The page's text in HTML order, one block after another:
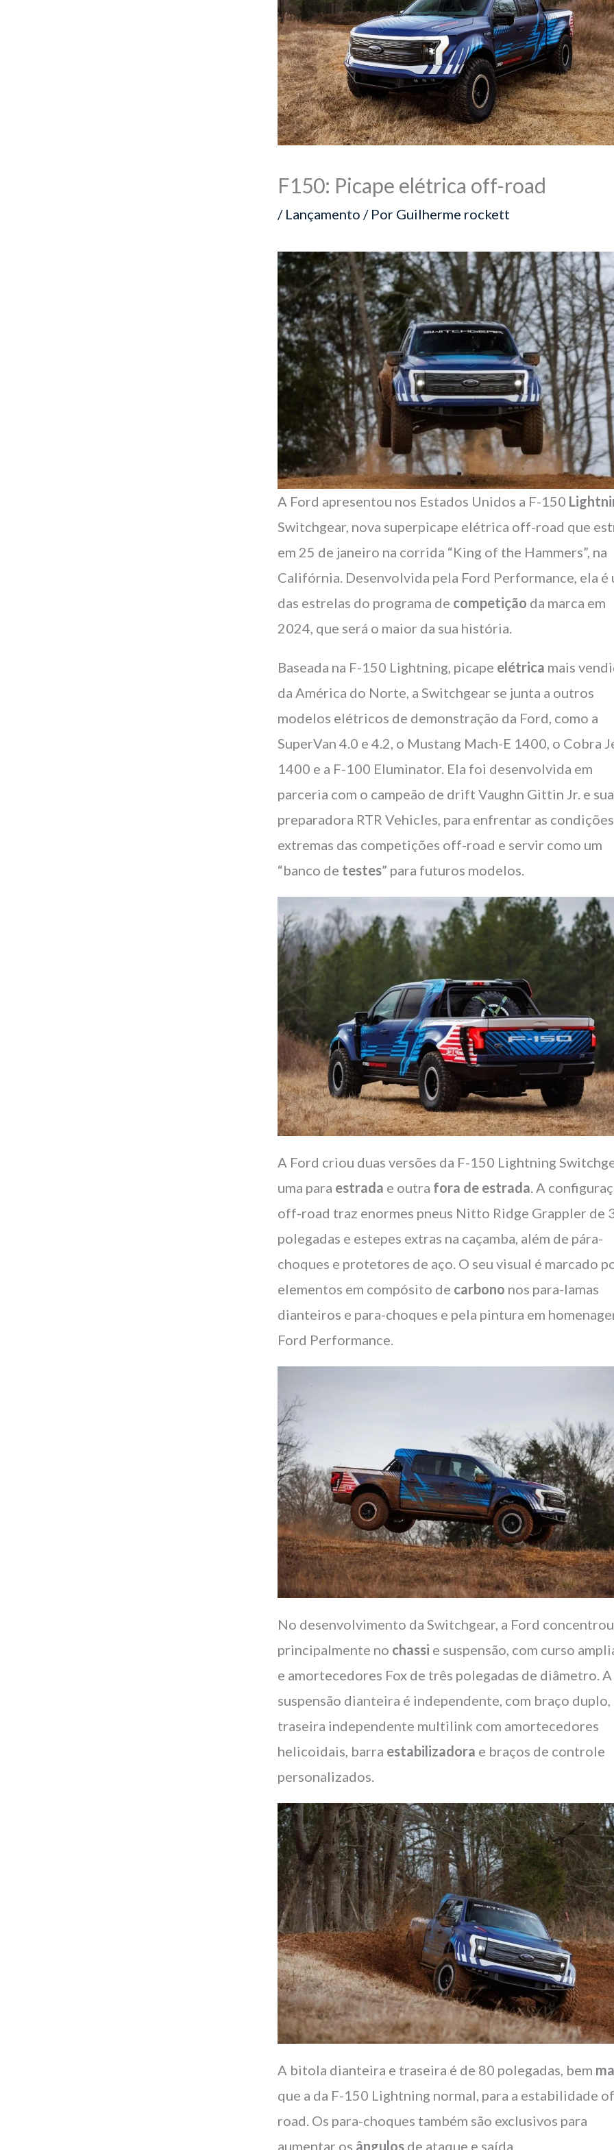
F150: Picape elétrica off-road
/ Lançamento / Por Guilherme rockett
A Ford apresentou nos Estados Unidos a F-150
Switchgear, nova superpicape elétrica off-road que
em 25 de janeiro na corrida “King of the Hammers”, na
Califórnia. Desenvolvida pela Ford Performance, ela é
das estrelas do programa de competição da marca em
2024, que será o maior da sua história.
Baseada na F-150 Lightning, picape elétrica mais
da América do Norte, a Switchgear se junta a outros
modelos elétricos de demonstração da Ford, como a
SuperVan 4.0 e 4.2, o Mustang Mach-E 1400, o Cobra
1400 e a F-100 Eluminator. Ela foi desenvolvida em
parceria com o campeão de drift Vaughn Gittin Jr. e sua
preparadora RTR Vehicles, para enfrentar as condições
extremas das competições off-road e servir como um
“banco de testes” para futuros modelos.
A Ford criou duas versões da F-150 Lightning
uma para estrada e outra fora de estrada . A
off-road traz enormes pneus Nitto Ridge Grappler de
polegadas e estepes extras na caçamba, além de pára-
choques e protetores de aço. O seu visual é marcado
elementos em compósito de carbono nos para-lamas
dianteiros e para-choques e pela pintura em
Ford Performance.
No desenvolvimento da Switchgear, a Ford
principalmente no chassi e suspensão, com curso
e amortecedores Fox de três polegadas de diâmetro. A
suspensão dianteira é independente, com braço duplo,
traseira independente multilink com amortecedores
helicoidais, barra estabilizadora e braços de controle
personalizados.
A bitola dianteira e traseira é de 80 polegadas, bem
que a da F-150 Lightning normal, para a estabilidade
road. Os para-choques também são exclusivos para
aumentar os ângulos de ataque e saída.